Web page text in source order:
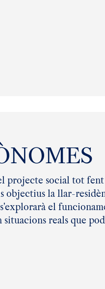
social tot fent
objectius la llar-
el
situacions reals que